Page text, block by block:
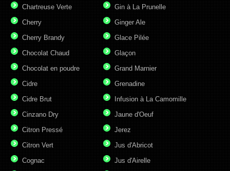
Chartreuse Verte
Cherry
Cherry Brandy
Chocolat Chaud
Chocolat en poudre
Cidre
Cidre Brut
Cinzano Dry
Citron Pressé
Citron Vert
Cognac
Gin à La Prunelle
Ginger Ale
Glace Pilée
Glaçon
Grand Marnier
Grenadine
Infusion à La Camomille
Jaune d'Oeuf
Jerez
Jus d'Abricot
Jus d'Airelle